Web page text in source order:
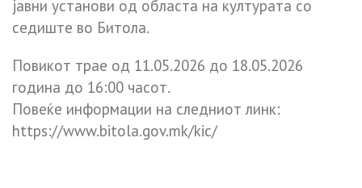
јавни установи од областа на културата со
седиште во Битола.
Повикот трае од 11.05.2026 до 18.05.2026
година до 16:00 часот.
Повеќе информации на следниот линк:
https://www.bitola.gov.mk/kic/